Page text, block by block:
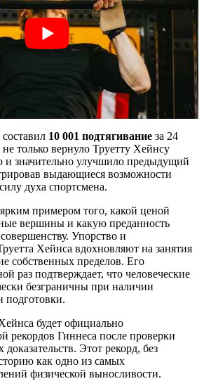
10 001 подтягивание за 24
только вернуло Труетту Хейнсу
и значительно улучшило предыдущий
выдающиеся возможности
духа спортсмена.
примером того, какой ценой
вершины и какую преданность
Упорство и
Хейнса вдохновляют на занятия
собственных пределов. Его
раз подтверждает, что человеческие
безграничны при наличии
подготовки.
будет официально
рекордов Гиннеса после проверки
Этот рекорд, без
как одно из самых
физической выносливости.